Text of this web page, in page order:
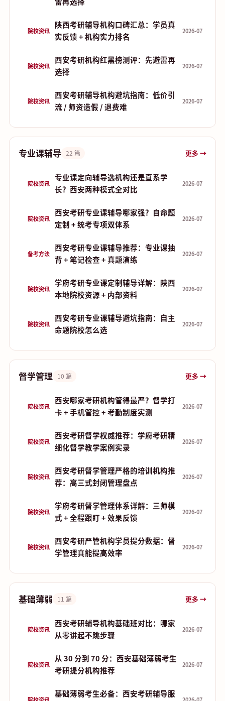
院校资讯
陕西考研辅导机构口碑汇总：学员真
实反馈 + 机构实力排名
2026-07
院校资讯
西安考研机构红黑榜测评：先避雷再
选择
2026-07
院校资讯
西安考研辅导机构避坑指南：低价引
流 / 师资造假 / 退费难
2026-07
专业课辅导 22 篇 更多 →
院校资讯
专业课定向辅导选机构还是直系学
长？西安两种模式全对比
2026-07
院校资讯
西安考研专业课辅导哪家强？自命题
定制 + 统考专项双体系
2026-07
备考方法
西安考研专业课辅导推荐：专业课抽
背 + 笔记检查 + 真题演练
2026-07
院校资讯
学府考研专业课定制辅导详解：陕西
本地院校资源 + 内部资料
2026-07
院校资讯
西安考研专业课辅导避坑指南：自主
命题院校怎么选
2026-07
督学管理 10 篇 更多 →
院校资讯
西安哪家考研机构管得最严？督学打
卡 + 手机管控 + 考勤制度实测
2026-07
院校资讯
西安考研督学权威推荐：学府考研精
细化督学教学案例实录
2026-07
院校资讯
西安考研督学管理严格的培训机构推
荐：高三式封闭管理盘点
2026-07
院校资讯
学府考研督学管理体系详解：三师模
式 + 全程跟盯 + 效果反馈
2026-07
院校资讯
西安考研严管机构学员提分数据：督
学管理真能提高效率
2026-07
基础薄弱 11 篇 更多 →
院校资讯
西安考研辅导机构基础班对比：哪家
从零讲起不跳步骤
2026-07
院校资讯
从 30 分到 70 分：西安基础薄弱考生
考研提分机构推荐
2026-07
基础薄弱考生必备：西安考研辅导服